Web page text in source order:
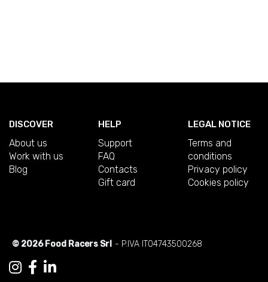
DISCOVER
About us
Work with us
Blog
HELP
Support
FAQ
Contacts
Gift card
LEGAL NOTICE
Terms and
conditions
Privacy policy
Cookies policy
© 2026 Food Racers Srl - P.IVA IT04743500268